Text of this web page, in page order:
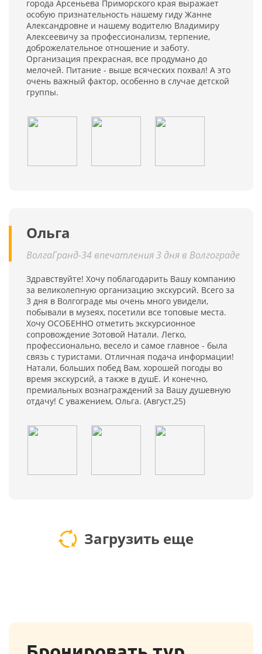
города Арсеньева Приморского края выражает
особую признательность нашему гиду Жанне
Александровне и нашему водителю Владимиру
Алексеевичу за профессионализм, терпение,
доброжелательное отношение и заботу.
Организация прекрасная, все продумано до
мелочей. Питание - выше всяческих похвал! А это
очень важный фактор, особенно в случае детской
группы.
Ольга
ВолгаГранд-34 впечатления 3 дня в Волгограде
Здравствуйте! Хочу поблагодарить Вашу компанию
за великолепную организацию экскурсий. Всего за
3 дня в Волгограде мы очень много увидели,
побывали в музеях, посетили все топовые места.
Хочу ОСОБЕННО отметить экскурсионное
сопровождение Зотовой Натали. Легко,
профессионально, весело и самое главное - была
связь с туристами. Отличная подача информации!
Натали, больших побед Вам, хорошей погоды во
время экскурсий, а также в душЕ. И конечно,
премиальных вознаграждений за Вашу душевную
отдачу! С уважением, Ольга. (Август,25)
Загрузить еще